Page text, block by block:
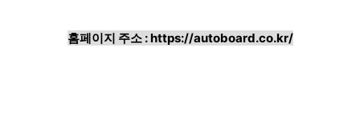
홈페이지 주소 :https://autoboard.co.kr/